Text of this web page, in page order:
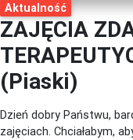
Aktualność
ZAJĘCIA
(Piaski)
Dzień dobry Państwu,
zajęciach. Chciałabym,